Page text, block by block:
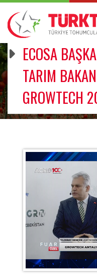
ECOSA
TARIM
GROWTECH